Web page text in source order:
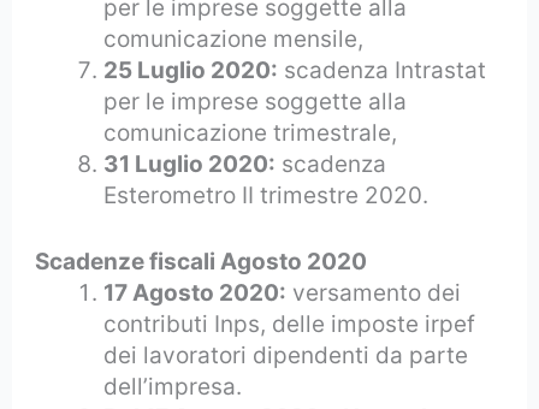
per le imprese soggette alla
comunicazione mensile,
25 Luglio 2020: scadenza Intrastat
per le imprese soggette alla
comunicazione trimestrale,
31 Luglio 2020: scadenza
Esterometro II trimestre 2020.
Scadenze fiscali Agosto 2020
17 Agosto 2020: versamento dei
contributi Inps, delle imposte irpef
dei lavoratori dipendenti da parte
dell’impresa.